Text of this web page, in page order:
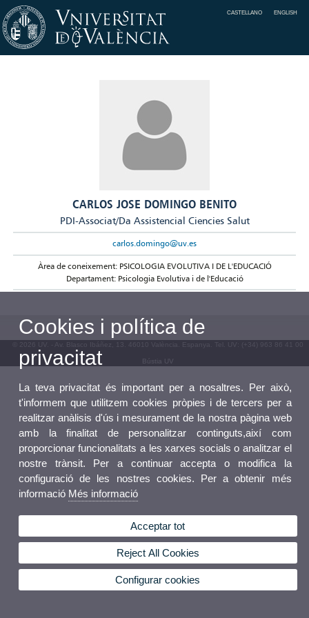
CASTELLANO ENGLISH
CARLOS JOSE DOMINGO BENITO
PDI-Associat/Da Assistencial Ciencies Salut
carlos.domingo@uv.es
Àrea de coneixement: PSICOLOGIA EVOLUTIVA I DE L'EDUCACIÓ
Departament: Psicologia Evolutiva i de l'Educació
© 2026 UV. - Av. Blasco Ibáñez, 13. 46010 València. Espanya. Tel. UV: (+34) 963 86 41 00
Bústia UV
Cookies i política de
privacitat
La teva privacitat és important per a nosaltres. Per això,
t'informem que utilitzem cookies pròpies i de tercers per a
realitzar anàlisis d'ús i mesurament de la nostra pàgina web
amb la finalitat de personalitzar continguts,així com
proporcionar funcionalitats a les xarxes socials o analitzar el
nostre trànsit. Per a continuar accepta o modifica la
configuració de les nostres cookies. Per a obtenir més
informació Més informació
Acceptar tot
Reject All Cookies
Configurar cookies